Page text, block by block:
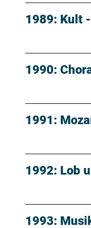
1989: Kult
1990:
1991:
1992: Lob
1993: